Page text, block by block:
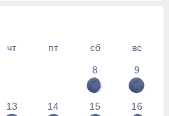
чт пт сб
вс
8
9
13 14 15 16